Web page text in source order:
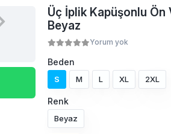
Üç İplik Kapüşonlu Ön
Beyaz
Yorum yok
Beden
S M L XL 2XL
Renk
Beyaz